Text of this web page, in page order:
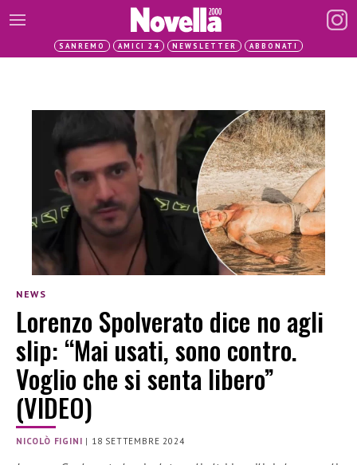
SANREMO AMICI 24 NEWSLETTER ABBONATI
NEWS
Lorenzo Spolverato dice no agli
slip: “Mai usati, sono contro.
Voglio che si senta libero”
(VIDEO)
NICOLÒ FIGINI | 18 SETTEMBRE 2024